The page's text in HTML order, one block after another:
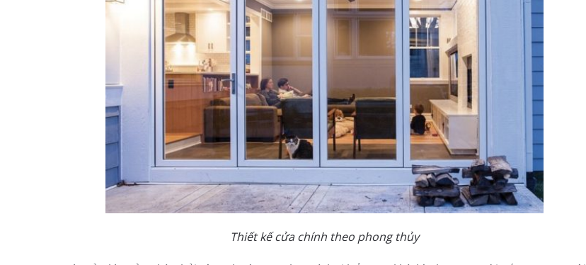
Thiết kế cửa chính theo phong thủy